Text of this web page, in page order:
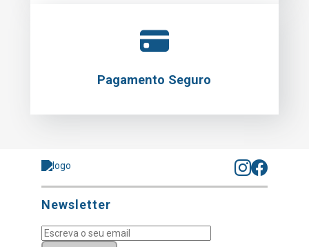
Pagamento Seguro
Newsletter